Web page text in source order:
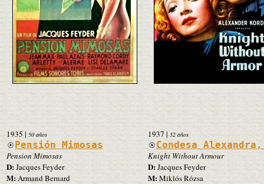
1935| 50 años
Pensión Mimosas
Pension Mimosas
D:Jacques Feyder
M:Armand Bernard
1937|52 años
Condesa
Knight Without Armour
D:Jacques Feyder
M:Miklós Rózsa